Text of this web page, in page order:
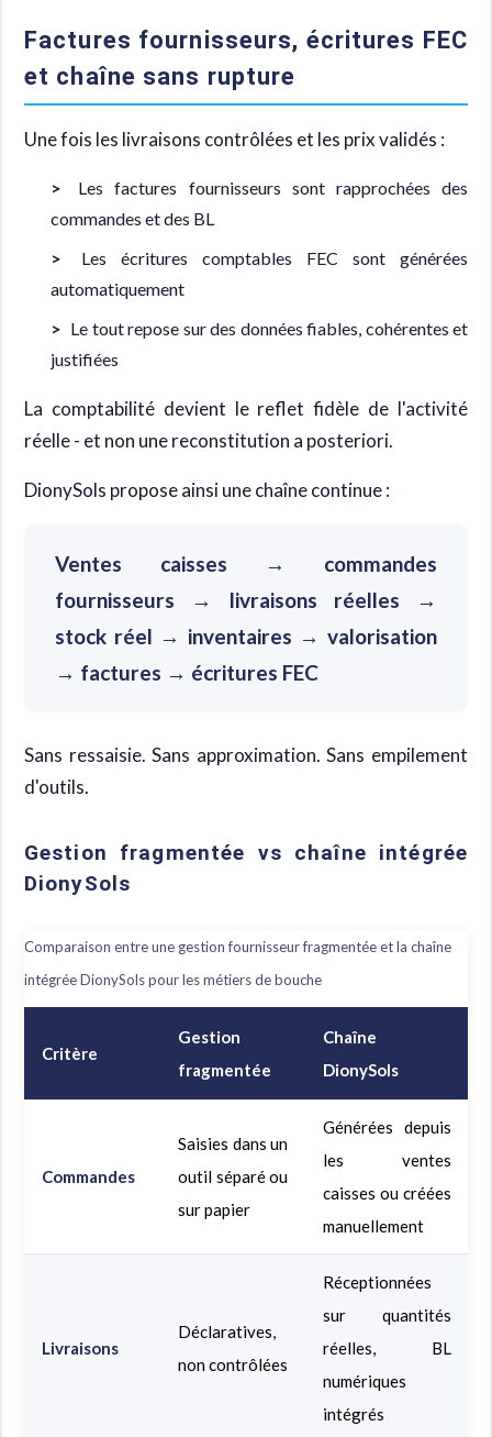
Factures fournisseurs, écritures FEC
et chaîne sans rupture
Une fois les livraisons contrôlées et les prix validés :
Les factures fournisseurs sont rapprochées des
commandes et des BL
Les écritures comptables FEC sont générées
automatiquement
Le tout repose sur des données fiables, cohérentes et
justifiées
La comptabilité devient le reflet fidèle de l'activité
réelle - et non une reconstitution a posteriori.
DionySols propose ainsi une chaîne continue :
Ventes caisses → commandes
fournisseurs → livraisons réelles →
stock réel → inventaires → valorisation
→ factures → écritures FEC
Sans ressaisie. Sans approximation. Sans empilement
d'outils.
Gestion fragmentée vs chaîne intégrée
DionySols
Comparaison entre une gestion fournisseur fragmentée et la chaîne
intégrée DionySols pour les métiers de bouche
Critère
Gestion
fragmentée
Chaîne
DionySols
Commandes
Saisies dans un
outil séparé ou
sur papier
Générées depuis
les ventes
caisses ou créées
manuellement
Livraisons
Déclaratives,
non contrôlées
Réceptionnées
sur quantités
réelles, BL
numériques
intégrés